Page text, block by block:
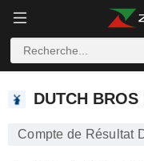
DUTCH BROS INC.
DUTCH BROS
Compte de Résultat